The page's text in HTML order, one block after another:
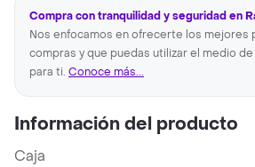
Compra con tranquilidad y seguridad en
Nos enfocamos en ofrecerte los mejores
compras y que puedas utilizar el medio
para ti. Conoce más...
Información del producto
Caja